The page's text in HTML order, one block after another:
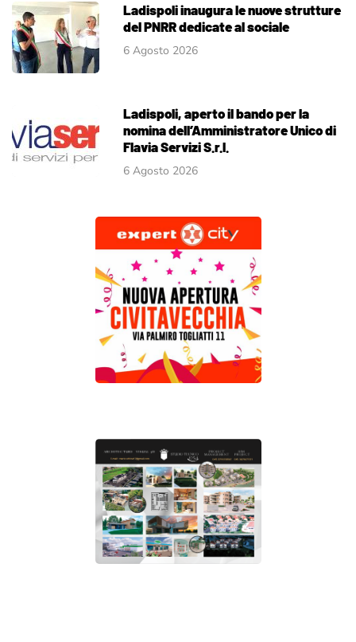
Ladispoli inaugura le nuove strutture
del PNRR dedicate al sociale
6 Agosto 2026
Ladispoli, aperto il bando per la
nomina dell’Amministratore Unico di
Flavia Servizi S.r.l.
6 Agosto 2026